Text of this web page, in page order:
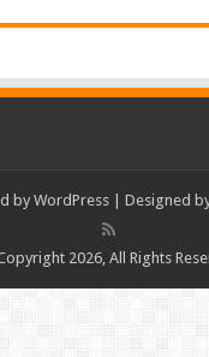
by WordPress | Designed
2026, All Rights